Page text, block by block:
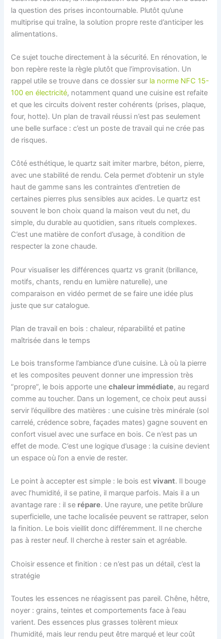
la question des prises incontournable. Plutôt qu’une
multiprise qui traîne, la solution propre reste d’anticiper les
alimentations.
Ce sujet touche directement à la sécurité. En rénovation, le
bon repère reste la règle plutôt que l’improvisation. Un
rappel utile se trouve dans ce dossier sur la norme NFC 15-
100 en électricité, notamment quand une cuisine est refaite
et que les circuits doivent rester cohérents (prises, plaque,
four, hotte). Un plan de travail réussi n’est pas seulement
une belle surface : c’est un poste de travail qui ne crée pas
de risques.
Côté esthétique, le quartz sait imiter marbre, béton, pierre,
avec une stabilité de rendu. Cela permet d’obtenir un style
haut de gamme sans les contraintes d’entretien de
certaines pierres plus sensibles aux acides. Le quartz est
souvent le bon choix quand la maison veut du net, du
simple, du durable au quotidien, sans rituels complexes.
C’est une matière de confort d’usage, à condition de
respecter la zone chaude.
Pour visualiser les différences quartz vs granit (brillance,
motifs, chants, rendu en lumière naturelle), une
comparaison en vidéo permet de se faire une idée plus
juste que sur catalogue.
Plan de travail en bois : chaleur, réparabilité et patine
maîtrisée dans le temps
Le bois transforme l’ambiance d’une cuisine. Là où la pierre
et les composites peuvent donner une impression très
“propre”, le bois apporte unechaleur immédiate, au regard
comme au toucher. Dans un logement, ce choix peut aussi
servir l’équilibre des matières : une cuisine très minérale (sol
carrelé, crédence sobre, façades mates) gagne souvent en
confort visuel avec une surface en bois. Ce n’est pas un
effet de mode. C’est une logique d’usage : la cuisine devient
un espace où l’on a envie de rester.
Le point à accepter est simple : le bois estvivant. Il bouge
avec l’humidité, il se patine, il marque parfois. Mais il a un
avantage rare : il se répare. Une rayure, une petite brûlure
superficielle, une tache localisée peuvent se rattraper, selon
la finition. Le bois vieillit donc différemment. Il ne cherche
pas à rester neuf. Il cherche à rester sain et agréable.
Choisir essence et finition : ce n’est pas un détail, c’est la
stratégie
Toutes les essences ne réagissent pas pareil. Chêne, hêtre,
noyer : grains, teintes et comportements face à l’eau
varient. Des essences plus grasses tolèrent mieux
l’humidité, mais leur rendu peut être marqué et leur coût